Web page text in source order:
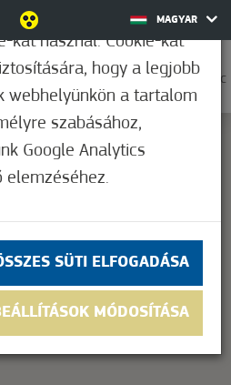
MAGYAR
0
25,6°C
Maps correctly.
OK
kat használ. Cookie-kat
hogy a legjobb
webhelyünkön a tartalom
szabásához,
Google Analytics
elemzéséhez.
SÜTI ELFOGADÁSA
MÓDOSÍTÁSA